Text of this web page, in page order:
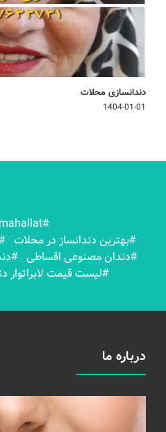
دندانسازی محلات
1404-01-01
#dandanmahallat
#بهترين دندانساز در محلات
#دندان مصنوعی اقساطی
#لیست قیمت لابراتوار
درباره ما